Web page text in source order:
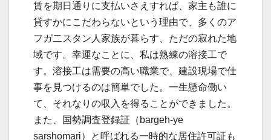
賃を期日通りに支払いさえすれば、家主も誰に
貸すかにこだわらないという理由で、多くのア
フガ二スタン人家族が暮らす、ただの寂れた地
域です。幸運なことに、私は熟練の溶接工で
す。溶接工は需要の高い職業で、建設現場で仕
事を見つけるのは簡単でした。一生懸命働い
て、それなりの収入を得ることができました。
また、国勢調査登録証（bargeh-ye
sarshomari）と呼ばれる一時的な居住許可証も